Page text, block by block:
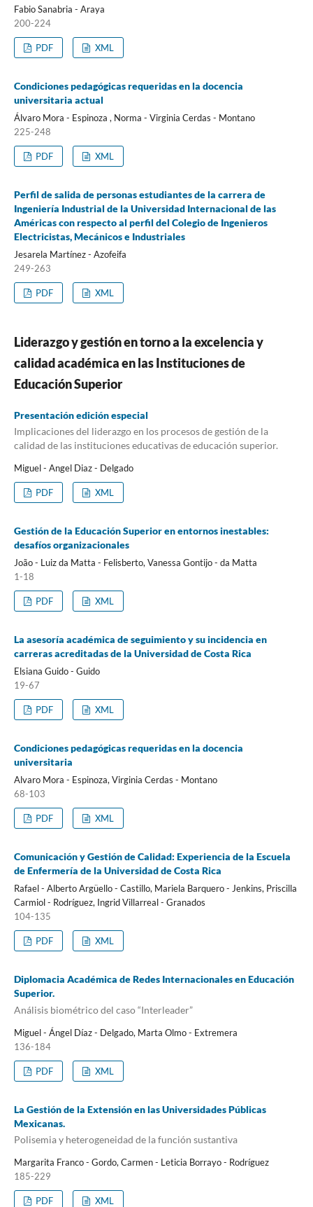
Fabio Sanabria - Araya
200-224
PDF XML
Condiciones pedagógicas requeridas en la docencia
universitaria actual
Álvaro Mora - Espinoza , Norma - Virginia Cerdas - Montano
225-248
PDF XML
Perfil de salida de personas estudiantes de la carrera de
Ingeniería Industrial de la Universidad Internacional de las
Américas con respecto al perfil del Colegio de Ingenieros
Electricistas, Mecánicos e Industriales
Jesarela Martínez - Azofeifa
249-263
PDF XML
Liderazgo y gestión en torno a la excelencia y
calidad académica en las Instituciones de
Educación Superior
Presentación edición especial
Implicaciones del liderazgo en los procesos de gestión de la
calidad de las instituciones educativas de educación superior.
Miguel - Angel Diaz - Delgado
PDF XML
Gestión de la Educación Superior en entornos inestables:
desafíos organizacionales
João - Luiz da Matta - Felisberto, Vanessa Gontijo - da Matta
1-18
PDF XML
La asesoría académica de seguimiento y su incidencia en
carreras acreditadas de la Universidad de Costa Rica
Elsiana Guido - Guido
19-67
PDF XML
Condiciones pedagógicas requeridas en la docencia
universitaria
Alvaro Mora - Espinoza, Virginia Cerdas - Montano
68-103
PDF XML
Comunicación y Gestión de Calidad: Experiencia de la Escuela
de Enfermería de la Universidad de Costa Rica
Rafael - Alberto Argüello - Castillo, Mariela Barquero - Jenkins, Priscilla
Carmiol - Rodríguez, Ingrid Villarreal - Granados
104-135
PDF XML
Diplomacia Académica de Redes Internacionales en Educación
Superior.
Análisis biométrico del caso “Interleader”
Miguel - Ángel Díaz - Delgado, Marta Olmo - Extremera
136-184
PDF XML
La Gestión de la Extensión en las Universidades Públicas
Mexicanas.
Polisemia y heterogeneidad de la función sustantiva
Margarita Franco - Gordo, Carmen - Leticia Borrayo - Rodríguez
185-229
PDF XML